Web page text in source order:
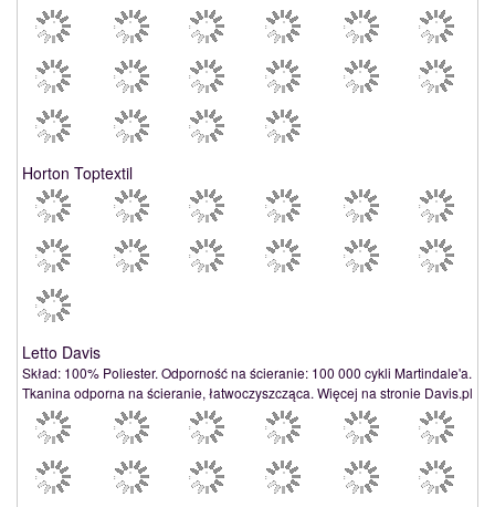
Horton Toptextil
Letto Davis
Skład: 100% Poliester. Odporność na ścieranie: 100 000 cykli Martindale'a.
Tkanina odporna na ścieranie, łatwoczyszcząca. Więcej na stronie Davis.pl